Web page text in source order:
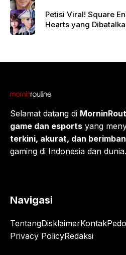
Petisi Viral! Square
Hearts yang
Selamat datang di
game dan esports yang
terkini, akurat, dan
gaming di Indonesia dan dunia.
Navigasi
TentangDisklaimerKontak
Privacy PolicyRedaksi